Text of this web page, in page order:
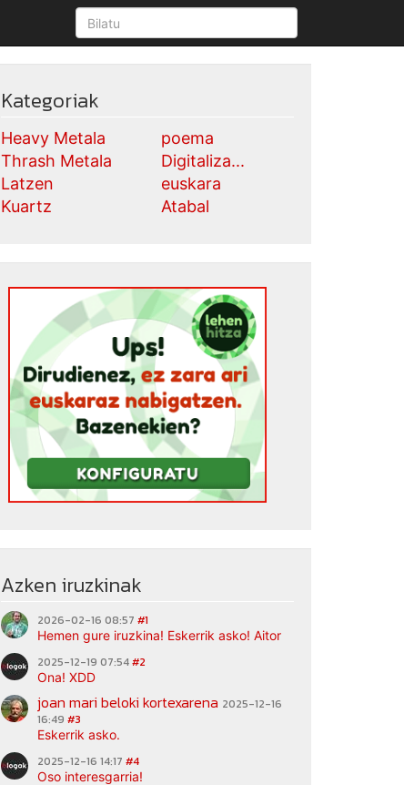
Kategoriak
Heavy Metala
Thrash Metala
Latzen
Kuartz
poema
Digitaliza...
euskara
Atabal
Azken iruzkinak
2026-02-16 08:57 #1
Hemen gure iruzkina! Eskerrik asko! Aitor
2025-12-19 07:54#2
Ona! XDD
joan mari beloki kortexarena 2025-12-16
16:49 #3
Eskerrik asko.
2025-12-16 14:17 #4
Oso interesgarria!